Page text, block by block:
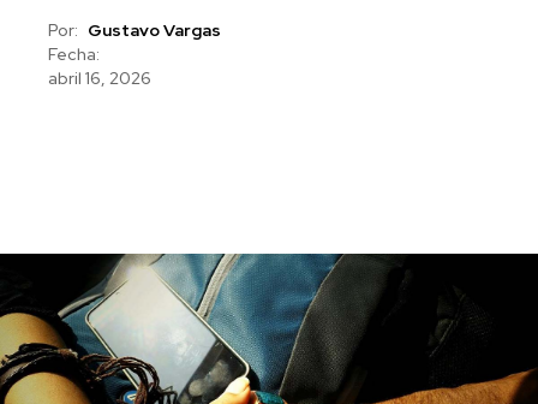
Por: Gustavo Vargas
Fecha:
abril 16, 2026